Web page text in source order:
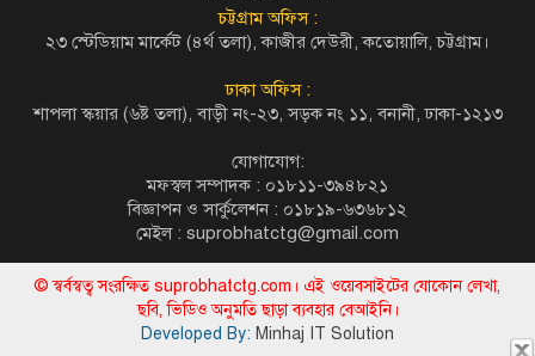
চট্টগ্রাম অফিস :
২৩ স্টেডিয়াম মার্কেট (৪র্থ তলা), কাজীর দেউরী, কতোয়ালি, চট্টগ্রাম।
ঢাকা অফিস :
শাপলা স্কয়ার (৬ষ্ট তলা), বাড়ী নং-২৩, সড়ক নং ১১, বনানী, ঢাকা-১২১৩
যোগাযোগ:
মফস্বল সম্পাদক : ০১৮১১-৩৯৪৮২১
বিজ্ঞাপন ও সার্কুলেশন : ০১৮১৯-৬৩৬৮১২
মেইল : suprobhatctg@gmail.com
© স্বর্বস্বত্ব সংরক্ষিত suprobhatctg.com। এই ওয়েবসাইটের যোকোন লেখা,
ছবি, ভিডিও অনুমতি ছাড়া ব্যবহার বেআইনি।
Developed By: Minhaj IT Solution